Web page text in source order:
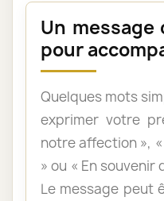
Un message
pour
Quelques mots
exprimer votre
notre affection »,
» ou « En
Le message peut